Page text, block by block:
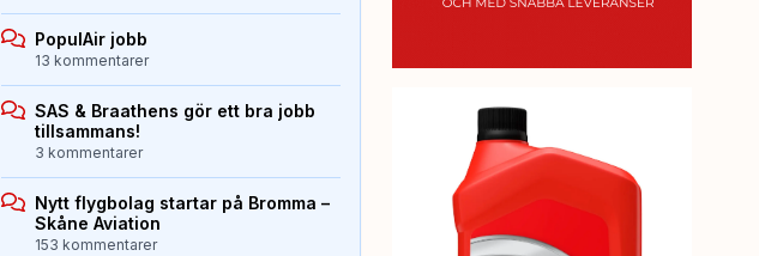
PopulAir jobb
13 kommentarer
SAS & Braathens gör ett bra jobb
tillsammans!
3 kommentarer
Nytt flygbolag startar på Bromma –
Skåne Aviation
153 kommentarer